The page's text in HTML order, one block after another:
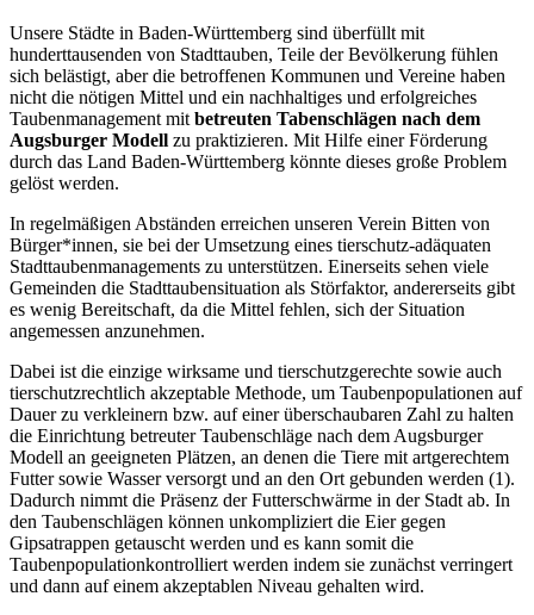
Unsere Städte in Baden-Württemberg sind überfüllt mit
hunderttausenden von Stadttauben, Teile der Bevölkerung fühlen
sich belästigt, aber die betroffenen Kommunen und Vereine haben
nicht die nötigen Mittel und ein nachhaltiges und erfolgreiches
Taubenmanagement mitbetreuten Tabenschlägen nach dem
Augsburger Modell zu praktizieren. Mit Hilfe einer Förderung
durch das Land Baden-Württemberg könnte dieses große Problem
gelöst werden.
In regelmäßigen Abständen erreichen unseren Verein Bitten von
Bürger*innen, sie bei der Umsetzung eines tierschutz-adäquaten
Stadttaubenmanagements zu unterstützen. Einerseits sehen viele
Gemeinden die Stadttaubensituation als Störfaktor, andererseits gibt
es wenig Bereitschaft, da die Mittel fehlen, sich der Situation
angemessen anzunehmen.
Dabei ist die einzige wirksame und tierschutzgerechte sowie auch
tierschutzrechtlich akzeptable Methode, um Taubenpopulationen auf
Dauer zu verkleinern bzw. auf einer überschaubaren Zahl zu halten
die Einrichtung betreuter Taubenschläge nach dem Augsburger
Modell an geeigneten Plätzen, an denen die Tiere mit artgerechtem
Futter sowie Wasser versorgt und an den Ort gebunden werden (1).
Dadurch nimmt die Präsenz der Futterschwärme in der Stadt ab. In
den Taubenschlägen können unkompliziert die Eier gegen
Gipsatrappen getauscht werden und es kann somit die
Taubenpopulationkontrolliert werden indem sie zunächst verringert
und dann auf einem akzeptablen Niveau gehalten wird.